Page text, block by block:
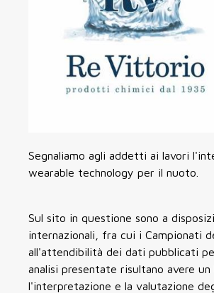
Segnaliamo agli addetti ai lavori
wearable technology per il nuoto.
Sul sito in questione sono a
internazionali, fra cui i Campionati
all'attendibilità dei dati pubblicati
analisi presentate risultano avere
l'interpretazione e la valutazione